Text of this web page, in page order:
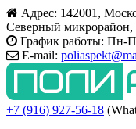
Адрес: 142001,
Северный микрорайон,
График работы: Пн-
E-mail:
+7 (916) 927-56-18